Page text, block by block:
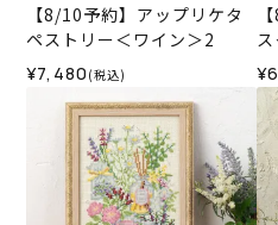
【8/10予約】アップリケタ
ペストリー＜ワイン＞2
¥7,480 (税込)